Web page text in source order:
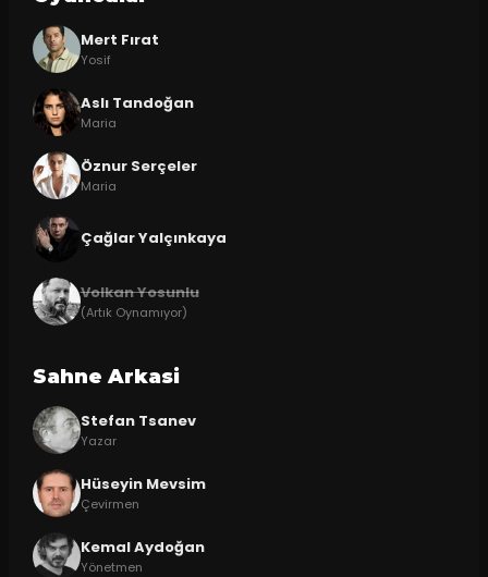
Mert Fırat
Yosif
Aslı Tandoğan
Maria
Öznur Serçeler
Maria
Çağlar Yalçınkaya
Volkan Yosunlu
(Artık Oynamıyor)
Sahne Arkasi
Stefan Tsanev
Yazar
Hüseyin Mevsim
Çevirmen
Kemal Aydoğan
Yönetmen